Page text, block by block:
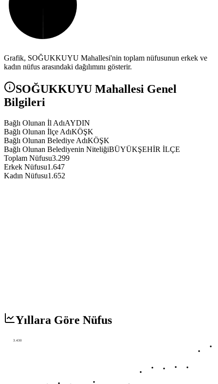
Grafik, SOĞUKKUYU Mahallesi'nin toplam nüfusunun erkek ve
kadın nüfus arasındaki dağılımını gösterir.
SOĞUKKUYU Mahallesi Genel
Bilgileri
Bağlı Olunan İl AdıAYDIN
Bağlı Olunan İlçe AdıKÖŞK
Bağlı Olunan Belediye AdıKÖŞK
Bağlı Olunan Belediyenin NiteliğiBÜYÜKŞEHİR İLÇE
Toplam Nüfusu3.299
Erkek Nüfusu1.647
Kadın Nüfusu1.652
Yıllara Göre Nüfus
3.430